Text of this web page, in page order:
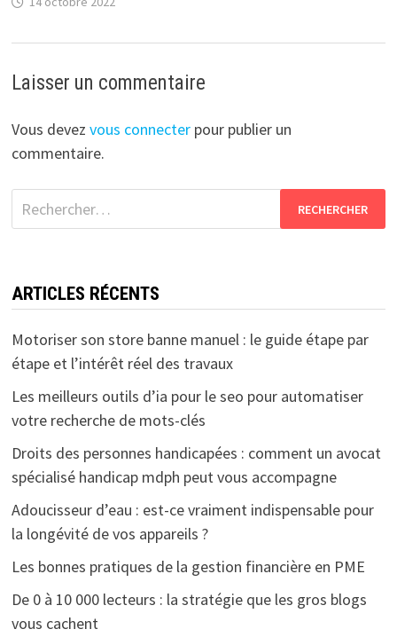
Laisser un commentaire
Vous devez vous connecterpour publier un
commentaire.
Rechercher :
ARTICLES RÉCENTS
Motoriser son store banne manuel : le guide étape par
étape et l’intérêt réel des travaux
Les meilleurs outils d’ia pour le seo pour automatiser
votre recherche de mots-clés
Droits des personnes handicapées : comment un avocat
spécialisé handicap mdph peut vous accompagne
Adoucisseur d’eau : est-ce vraiment indispensable pour
la longévité de vos appareils ?
Les bonnes pratiques de la gestion financière en PME
De 0 à 10 000 lecteurs : la stratégie que les gros blogs
vous cachent